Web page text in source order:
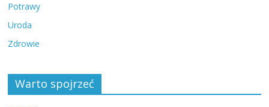
Potrawy
Uroda
Zdrowie
Warto spojrzeć